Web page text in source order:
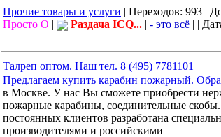
Прочие товары и услуги | Переходов: 993 |
Просто О | Раздача ICQ... | - это всё | |
Талреп оптом. Наш тел. 8 (495) 7781101
Предлагаем купить карабин пожарный.
в Москве. У нас Вы сможете приобрести
пожарные карабины, соединительные
постоянных клиентов разработана
производителями и российскими